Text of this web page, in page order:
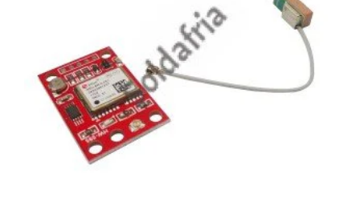
necessidade de localização precisa.
Interface de Comunicação:Verifique se o módulo é
compatível com a interface de comunicação do seu
projeto (ex: UART, SPI, I2C). Cada interface tem suas
características e requerimentos de comunicação.
Certifique-se de que o módulo escolhido se comunica
corretamente com seu microcontrolador ou sistema.
Tensão de Alimentação:
módulo deve ser compatível com a fonte de
alimentação do seu projeto. Verifique a tensão nominal